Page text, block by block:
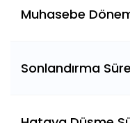
Muhasebe
Sonlandırma